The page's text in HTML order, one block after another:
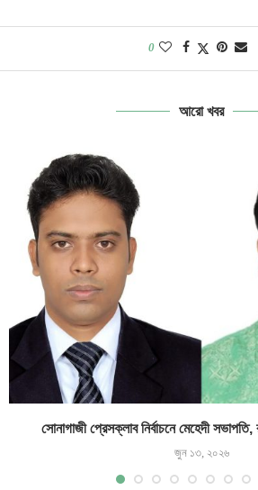
0
আরো খবর
সোনাগাজী প্রেসক্লাব নির্বাচনে মেহেদী
জুন ১৩, ২০২৬